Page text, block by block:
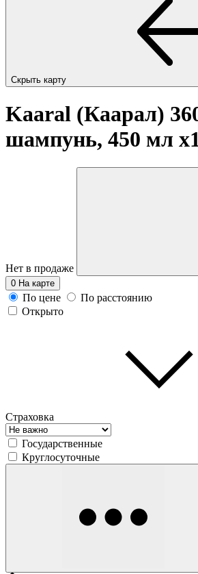
Скрыть карту
Kaaral (Каарал)
шампунь, 450 мл
Нет в продаже
0 На карте
По цене
По расстоянию
Открыто
Страховка
Государственные
Круглосуточные